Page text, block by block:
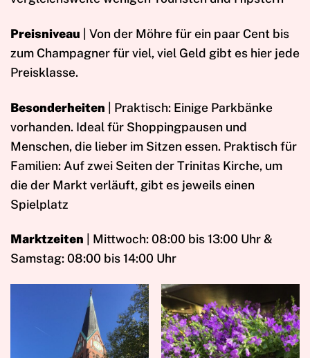
Preisniveau | Von der Möhre für ein paar Cent bis
zum Champagner für viel, viel Geld gibt es hier jede
Preisklasse.
Besonderheiten | Praktisch: Einige Parkbänke
vorhanden. Ideal für Shoppingpausen und
Menschen, die lieber im Sitzen essen. Praktisch für
Familien: Auf zwei Seiten der Trinitas Kirche, um
die der Markt verläuft, gibt es jeweils einen
Spielplatz
Marktzeiten | Mittwoch: 08:00 bis 13:00 Uhr &
Samstag: 08:00 bis 14:00 Uhr